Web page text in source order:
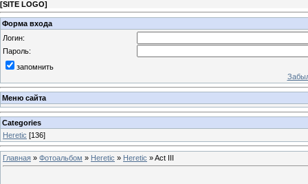
[SITE LOGO]
Форма входа
Логин:
Пароль:
запомнить
Меню сайта
Categories
Heretic [136]
Главная » Фотоальбом » Heretic » Heretic » Act III